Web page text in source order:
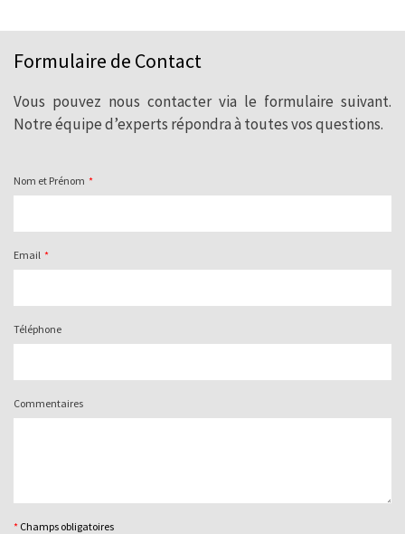
Formulaire de Contact
Vous pouvez nous contacter via le formulaire suivant.
Notre équipe d’experts répondra à toutes vos questions.
Nom et Prénom
Email
Téléphone
Commentaires
* Champs obligatoires